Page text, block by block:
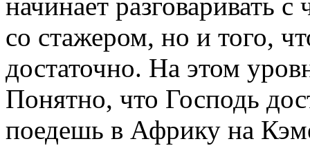
со стажером, но и того,
достаточно. На этом
Понятно, что Господь
поедешь в Африку на